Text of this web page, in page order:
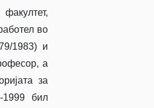
во
1983) и
а
за
1999 бил